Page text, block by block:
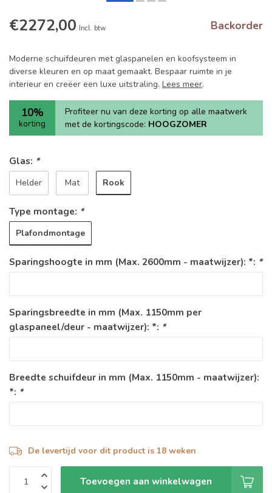
€2272,00 Incl. btw Backorder
Moderne schuifdeuren met glaspanelen en koofsysteem in
diverse kleuren en op maat gemaakt. Bespaar ruimte in je
interieur en creëer een luxe uitstraling. Lees meer.
10%
korting
Profiteer nu van deze korting op alle maatwerk
met de kortingscode: HOOGZOMER
Glas: *
Helder Mat Rook
Type montage: *
Plafondmontage
Sparingshoogte in mm (Max. 2600mm - maatwijzer): *: *
Sparingsbreedte in mm (Max. 1150mm per
glaspaneel/deur - maatwijzer): *: *
Breedte schuifdeur in mm (Max. 1150mm - maatwijzer):
*: *
De levertijd voor dit product is 18 weken
Toevoegen aan winkelwagen